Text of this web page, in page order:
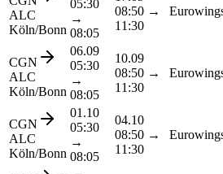
ALC
Köln/Bonn
05:30
→
08:05
08:50 →
11:30
CGN
ALC
Köln/Bonn
06.09
05:30
→
08:05
10.09
08:50 →
11:30
CGN
ALC
Köln/Bonn
01.10
05:30
→
08:05
04.10
08:50 →
11:30